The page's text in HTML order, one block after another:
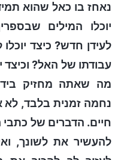
נאחז בו כאל שהוא
יוכלו המילים
לעידן חדש? כיצד
עבודתו של האל? וכיצד
מה שאתה מחזיק
נחמה זמנית בלבד, לא
חיים. הדברים של
להעשיר את לשונך,